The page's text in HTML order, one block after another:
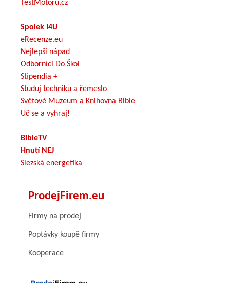
TestMotoru.cz
Spolek I4U
eRecenze.eu
Nejlepší nápad
Odborníci Do Škol
Stipendia +
Studuj techniku a řemeslo
Světové Muzeum a Knihovna Bible
Uč se a vyhraj!
BibleTV
Hnutí NEJ
Slezská energetika
ProdejFirem.eu
Firmy na prodej
Poptávky koupě firmy
Kooperace